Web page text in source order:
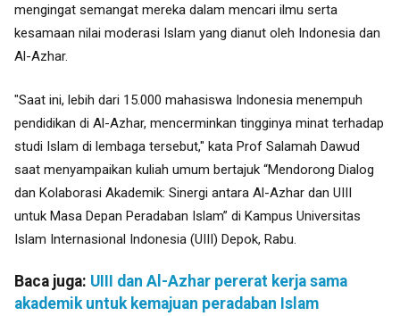
mengingat semangat mereka dalam mencari ilmu serta
kesamaan nilai moderasi Islam yang dianut oleh Indonesia dan
Al-Azhar.
"Saat ini, lebih dari 15.000 mahasiswa Indonesia menempuh
pendidikan di Al-Azhar, mencerminkan tingginya minat terhadap
studi Islam di lembaga tersebut," kata Prof Salamah Dawud
saat menyampaikan kuliah umum bertajuk “Mendorong Dialog
dan Kolaborasi Akademik: Sinergi antara Al-Azhar dan UIII
untuk Masa Depan Peradaban Islam” di Kampus Universitas
Islam Internasional Indonesia (UIII) Depok, Rabu.
Baca juga: UIII dan Al-Azhar pererat kerja sama
akademik untuk kemajuan peradaban Islam